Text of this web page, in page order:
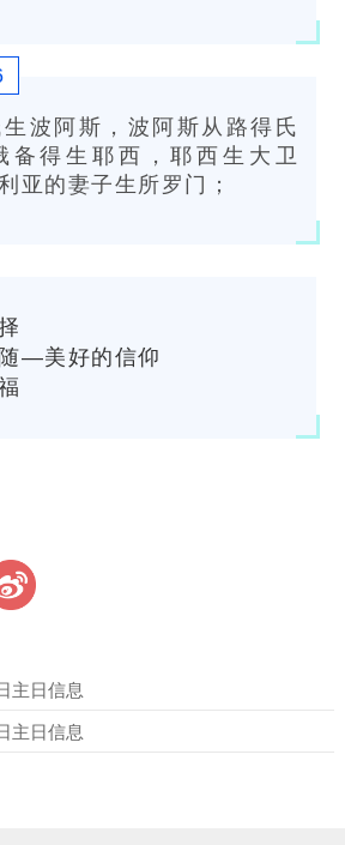
波阿斯，波阿斯从路得氏
备得生耶西，耶西生大卫
亚的妻子生所罗门；
—美好的信仰
主日信息
主日信息